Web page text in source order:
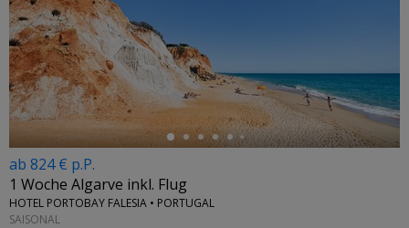
←
ab 824 € p.P.
1 Woche Algarve inkl. Flug
HOTEL PORTOBAY FALESIA • PORTUGAL
SAISONAL